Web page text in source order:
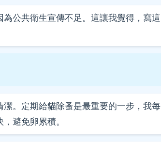
公共衛生宣傳不足。這讓我覺得，寫這
。定期給貓除蚤是最重要的一步，我每
避免卵累積。